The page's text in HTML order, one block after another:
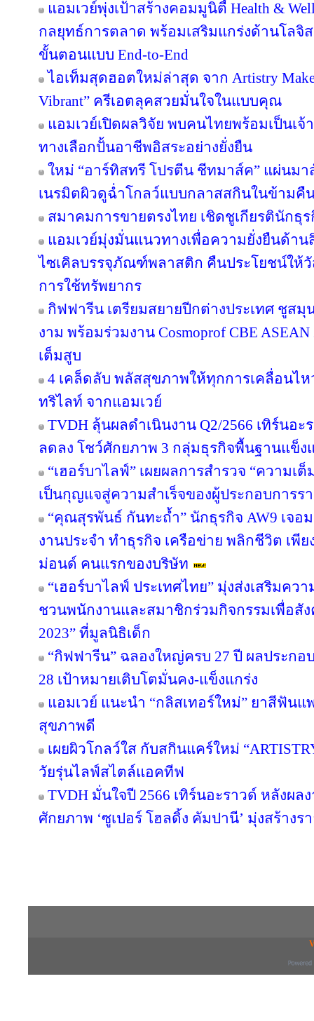
แอมเวย์พุ่งเป้าสร้างคอมมูนิตี้ Health &
กลยุทธ์การตลาด พร้อมเสริมแกร่งด้านโลจิ
ขั้นตอนแบบ End-to-End
ไอเท็มสุดฮอตใหม่ล่าสุด จาก Artistry
Vibrant” ครีเอตลุคสวยมั่นใจในแบบคุณ
แอมเวย์เปิดผลวิจัย พบคนไทยพร้อมเป็นเ
ทางเลือกปั้นอาชีพอิสระอย่างยั่งยืน
ใหม่ “อาร์ทิสทรี โปรตีน ชีทมาส์ค” แผ่นม
เนรมิตผิวดูฉ่ำโกลว์แบบกลาสสกินในข้ามคื
สมาคมการขายตรงไทย เชิดชูเกียรตินักธุ
แอมเวย์มุ่งมั่นแนวทางเพื่อความยั่งยืนด้า
ไซเคิลบรรจุภัณฑ์พลาสติก คืนประโยชน์ให้
การใช้ทรัพยากร
กิฟฟารีน เตรียมสยายปีกต่างประเทศ ชูสมุ
งาม พร้อมร่วมงาน Cosmoprof CBE
เต็มสูบ
4 เคล็ดลับ พลัสสุขภาพให้ทุกการเคลื่อนไ
ทริไลท์ จากแอมเวย์
TVDH ลุ้นผลดำเนินงาน Q2/2566 เทิร์นอ
ลดลง โชว์ศักยภาพ 3 กลุ่มธุรกิจพื้นฐานแข็ง
“เฮอร์บาไลฟ์” เผยผลการสำรวจ “ความเ
เป็นกุญแจสู่ความสำเร็จของผู้ประกอบการร
“คุณสุรพันธ์ กันทะถ้ำ” นักธุรกิจ AW9 เจ
งานประจำ ทำธุรกิจ เครือข่าย พลิกชีวิต เพี
ม่อนด์ คนแรกของบริษัท
“เฮอร์บาไลฟ์ ประเทศไทย” มุ่งส่งเสริมค
ชวนพนักงานและสมาชิกร่วมกิจกรรมเพื่อสังค
2023” ที่มูลนิธิเด็ก
“กิฟฟารีน” ฉลองใหญ่ครบ 27 ปี ผลประก
28 เป้าหมายเติบโตมั่นคง-แข็งแกร่ง
แอมเวย์ แนะนำ “กลิสเทอร์ใหม่” ยาสีฟัน
สุขภาพดี
เผยผิวโกลว์ใส กับสกินแคร์ใหม่
วัยรุ่นไลฟ์สไตล์แอคทีฟ
TVDH มั่นใจปี 2566 เทิร์นอะราวด์ หลังผ
ศักยภาพ ‘ซูเปอร์ โฮลดิ้ง คัมปานี’ มุ่งสร้างร